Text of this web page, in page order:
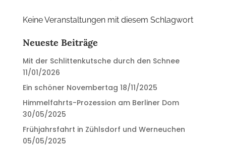
Keine Veranstaltungen mit diesem Schlagwort
Neueste Beiträge
Mit der Schlittenkutsche durch den Schnee
11/01/2026
Ein schöner Novembertag 18/11/2025
Himmelfahrts-Prozession am Berliner Dom
30/05/2025
Frühjahrsfahrt in Zühlsdorf und Werneuchen
05/05/2025